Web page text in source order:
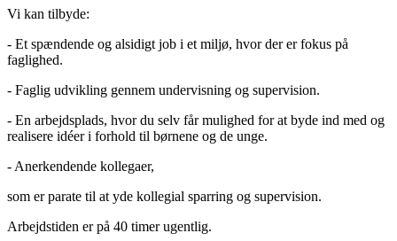
Vi kan tilbyde:
- Et spændende og alsidigt job i et miljø, hvor der er fokus på
faglighed.
- Faglig udvikling gennem undervisning og supervision.
- En arbejdsplads, hvor du selv får mulighed for at byde ind med og
realisere idéer i forhold til børnene og de unge.
- Anerkendende kollegaer,
som er parate til at yde kollegial sparring og supervision.
Arbejdstiden er på 40 timer ugentlig.